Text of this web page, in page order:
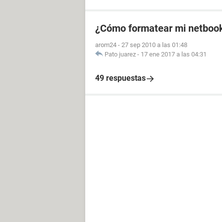
¿Cómo formatear mi
arom24 - 27 sep 2010 a las 01:48
Pato juarez - 17 ene 2017 a las 04:31
49 respuestas